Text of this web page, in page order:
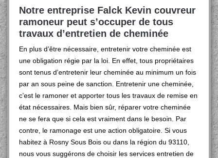
Notre entreprise Falck Kevin couvreur
ramoneur peut s’occuper de tous
travaux d’entretien de cheminée
En plus d’être nécessaire, entretenir votre cheminée est
une obligation régie par la loi. En effet, tous propriétaires
sont tenus d’entretenir leur cheminée au minimum un fois
par an sous peine de sanction. Entretenir une cheminée,
c’est le ramoner et apporter tous les travaux de remise en
état nécessaires. Mais bien sûr, réparer votre cheminée
ne se fera que si cela est vraiment dans le besoin. Par
contre, le ramonage est une action obligatoire. Si vous
habitez à Rosny Sous Bois ou dans la région du 93110,
nous vous suggérons de choisir les services entretien de